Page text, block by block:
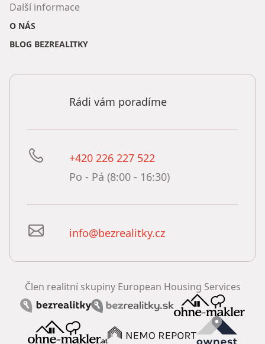
Další informace
O NÁS
BLOG BEZREALITKY
Rádi vám poradíme
+420 226 227 522
Po - Pá (8:00 - 16:30)
info@bezrealitky.cz
Člen realitní skupiny European Housing Services